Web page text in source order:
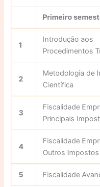
Primeiro
1
Introdução aos
Procedimentos
2
Metodologia de
Científica
3
Fiscalidade
Principais
4
Fiscalidade
Outros Impostos
5 Fiscalidade